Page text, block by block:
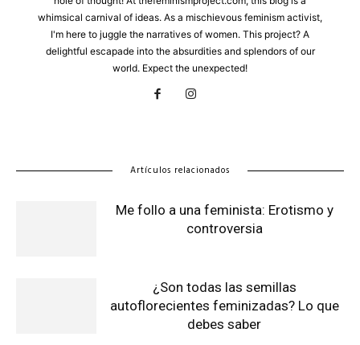
whimsical carnival of ideas. As a mischievous feminism activist,
I'm here to juggle the narratives of women. This project? A
delightful escapade into the absurdities and splendors of our
world. Expect the unexpected!
Artículos relacionados
Me follo a una feminista: Erotismo y
controversia
¿Son todas las semillas
autoflorecientes feminizadas? Lo que
debes saber